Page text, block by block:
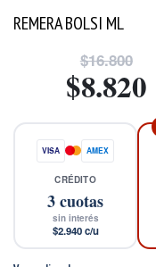
REMERA BOLSI ML
$16.800
$8.820
VISA AMEX
CRÉDITO
3cuotas
sin interés
$2.940c/u